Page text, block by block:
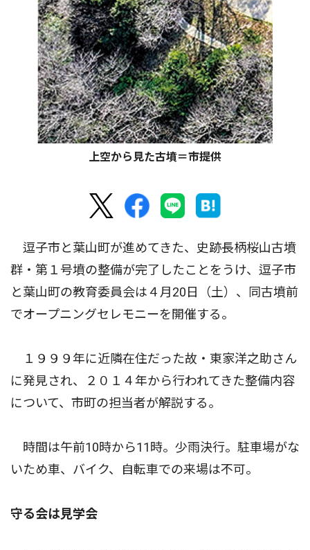
上空から見た古墳＝市提供
逗子市と葉山町が進めてきた、史跡長柄桜山古墳
群・第１号墳の整備が完了したことをうけ、逗子市
と葉山町の教育委員会は４月20日（土）、同古墳前
でオープニングセレモニーを開催する。
１９９９年に近隣在住だった故・東家洋之助さん
に発見され、２０１４年から行われてきた整備内容
について、市町の担当者が解説する。
時間は午前10時から11時。少雨決行。駐車場がな
いため車、バイク、自転車での来場は不可。
守る会は見学会